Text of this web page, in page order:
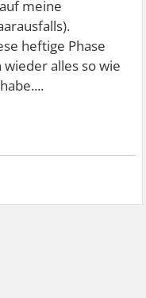
meine
heftige Phase
wieder alles so wie